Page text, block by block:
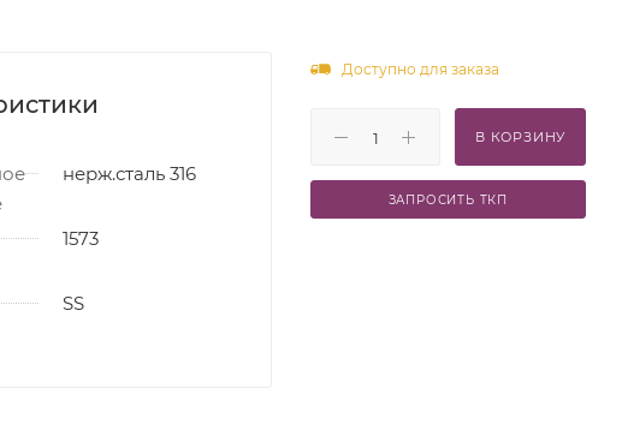
нерж.сталь 316
1573
SS
Доступно для заказа
В КОРЗИНУ
ЗАПРОСИТЬ ТКП